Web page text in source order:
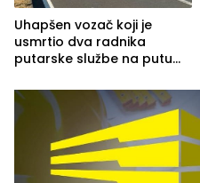
Uhapšen vozač koji je
usmrtio dva radnika
putarske službe na putu
(FOTO)